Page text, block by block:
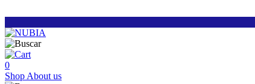
0
Shop About us